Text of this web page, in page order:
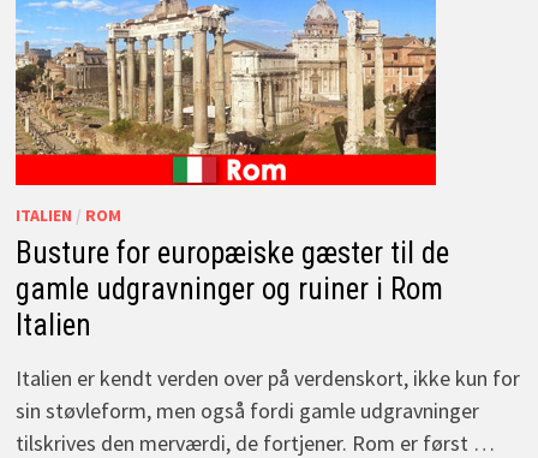
ITALIEN / ROM
Busture for europæiske gæster til de
gamle udgravninger og ruiner i Rom
Italien
Italien er kendt verden over på verdenskort, ikke kun for
sin støvleform, men også fordi gamle udgravninger
tilskrives den merværdi, de fortjener. Rom er først …